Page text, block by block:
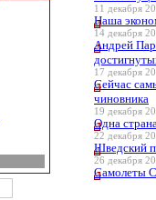
11 декабря
Наша
14 декабря
Андрей
17 декабря
Сейчас
чиновника
19 декабря
Одна
22 декабря
Шведский
26 декабря
Самолеты